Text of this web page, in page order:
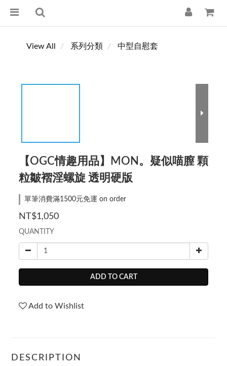
View All 系列分類 中型自慰套
【OGC情趣用品】MON。疑似喵膣 顆
粒皺褶淫螺旋 透明硬版
單筆消費滿1500元免運 on order
NT$1,050
QUANTITY
ADD TO CART
Add to Wishlist
DESCRIPTION